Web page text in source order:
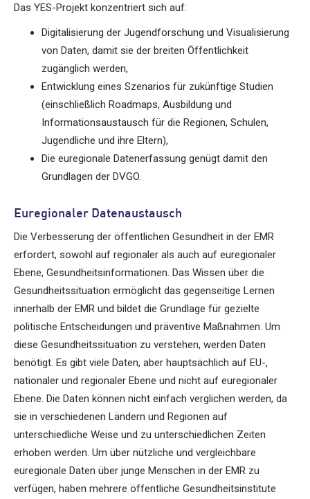
Das YES-Projekt konzentriert sich auf:
Digitalisierung der Jugendforschung und Visualisierung
von Daten, damit sie der breiten Öffentlichkeit
zugänglich werden,
Entwicklung eines Szenarios für zukünftige Studien
(einschließlich Roadmaps, Ausbildung und
Informationsaustausch für die Regionen, Schulen,
Jugendliche und ihre Eltern),
Die euregionale Datenerfassung genügt damit den
Grundlagen der DVGO.
Euregionaler Datenaustausch
Die Verbesserung der öffentlichen Gesundheit in der EMR
erfordert, sowohl auf regionaler als auch auf euregionaler
Ebene, Gesundheitsinformationen. Das Wissen über die
Gesundheitssituation ermöglicht das gegenseitige Lernen
innerhalb der EMR und bildet die Grundlage für gezielte
politische Entscheidungen und präventive Maßnahmen. Um
diese Gesundheitssituation zu verstehen, werden Daten
benötigt. Es gibt viele Daten, aber hauptsächlich auf EU-,
nationaler und regionaler Ebene und nicht auf euregionaler
Ebene. Die Daten können nicht einfach verglichen werden, da
sie in verschiedenen Ländern und Regionen auf
unterschiedliche Weise und zu unterschiedlichen Zeiten
erhoben werden. Um über nützliche und vergleichbare
euregionale Daten über junge Menschen in der EMR zu
verfügen, haben mehrere öffentliche Gesundheitsinstitute